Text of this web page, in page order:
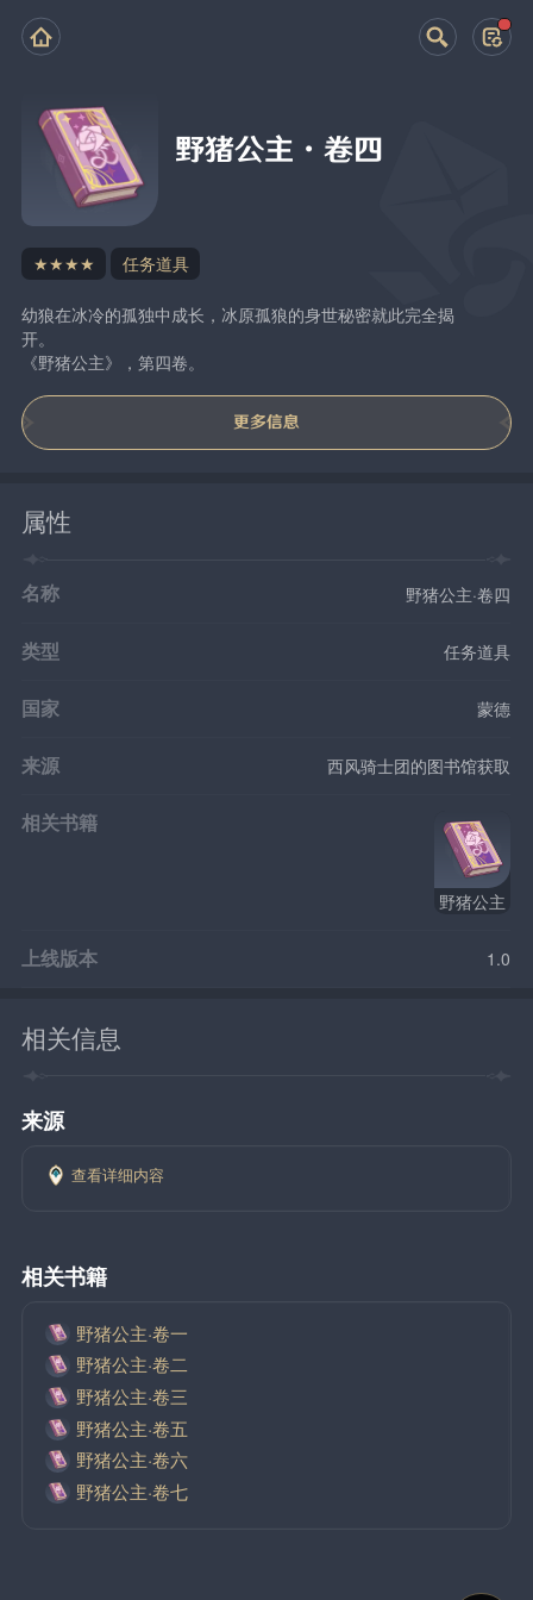
野猪公主·卷四
★★★★ 任务道具
幼狼在冰冷的孤独中成长，冰原孤狼的身世秘密就此完全揭
开。
《野猪公主》，第四卷。
更多信息
属性
名称 野猪公主·卷四
类型 任务道具
国家 蒙德
来源 西风骑士团的图书馆获取
相关书籍
野猪公主
上线版本 1.0
相关信息
来源
查看详细内容
相关书籍
野猪公主·卷一
野猪公主·卷二
野猪公主·卷三
野猪公主·卷五
野猪公主·卷六
野猪公主·卷七